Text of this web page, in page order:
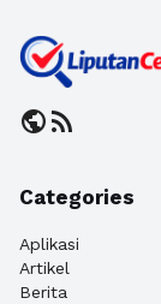
publicrss_feed
Categories
Aplikasi
Artikel
Berita